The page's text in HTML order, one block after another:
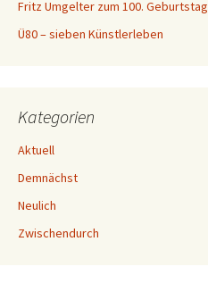
Fritz Umgelter zum 100. Geburtstag
Ü80 – sieben Künstlerleben
Kategorien
Aktuell
Demnächst
Neulich
Zwischendurch